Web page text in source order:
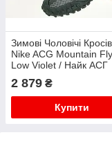
Зимові Чоловічі
Nike ACG Mountain Fly
Low Violet / Найк АСГ
Маунтін Флай Низькі
Фіолетові з Чорним
2 879 ₴
Купити